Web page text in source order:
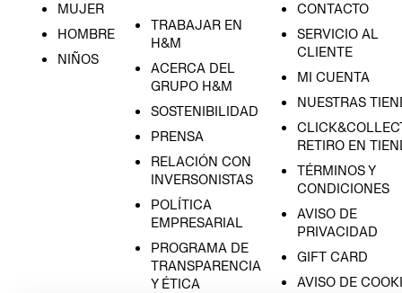
MUJER
HOMBRE
NIÑOS
TRABAJAR EN
H&M
ACERCA DEL
GRUPO H&M
SOSTENIBILIDAD
PRENSA
RELACIÓN CON
INVERSONISTAS
POLÍTICA
EMPRESARIAL
PROGRAMA DE
TRANSPARENCIA
Y ÉTICA
CONTACTO
SERVICIO AL
CLIENTE
MI CUENTA
NUESTRAS
RETIRO EN
TÉRMINOS Y
CONDICIONES
AVISO DE
PRIVACIDAD
GIFT CARD
AVISO DE